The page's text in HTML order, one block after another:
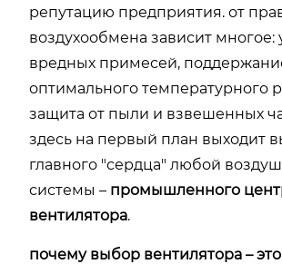
репутацию предприятия. от
воздухообмена зависит многое:
вредных примесей,
оптимального температурного
защита от пыли и взвешенных
здесь на первый план выходит
главного "сердца" любой
системы – промышленного
вентилятора.
почему выбор вентилятора –